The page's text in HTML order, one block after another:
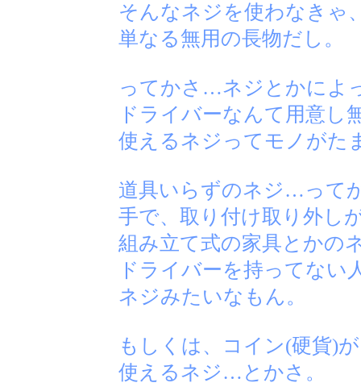
そんなネジを使わなきゃ
単なる無用の長物だし。
ってかさ…ネジとかによ
ドライバーなんて用意し
使えるネジってモノがた
道具いらずのネジ…って
手で、取り付け取り外し
組み立て式の家具とかの
ドライバーを持ってな
ネジみたいなもん。
もしくは、コイン(硬貨)
使えるネジ…とかさ。